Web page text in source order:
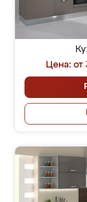
Цена: от